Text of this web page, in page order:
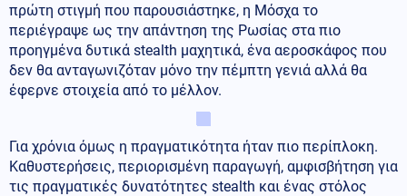
πρώτη στιγμή που παρουσιάστηκε, η Μόσχα το
περιέγραψε ως την απάντηση της Ρωσίας στα πιο
προηγμένα δυτικά stealth μαχητικά, ένα αεροσκάφος που
δεν θα ανταγωνιζόταν μόνο την πέμπτη γενιά αλλά θα
έφερνε στοιχεία από το μέλλον.
Για χρόνια όμως η πραγματικότητα ήταν πιο περίπλοκη.
Καθυστερήσεις, περιορισμένη παραγωγή, αμφισβήτηση για
τις πραγματικές δυνατότητες stealth και ένας στόλος